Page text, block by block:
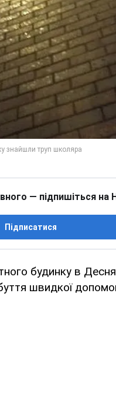
— підпишіться на
Підписатися
будинку в
швидкої